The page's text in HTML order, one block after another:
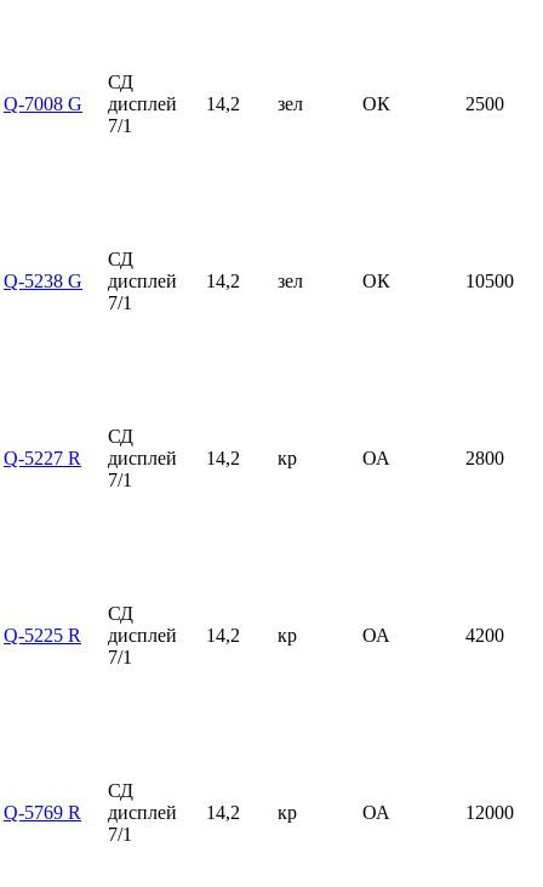
Q-7008 G
СД
дисплей
7/1
14,2 зел ОК 2500
Q-5238 G
СД
дисплей
7/1
14,2 зел ОК 10500
Q-5227 R
СД
дисплей
7/1
14,2 кр ОА 2800
Q-5225 R
СД
дисплей
7/1
14,2 кр ОА 4200
Q-5769 R
СД
дисплей
7/1
14,2 кр ОА 12000